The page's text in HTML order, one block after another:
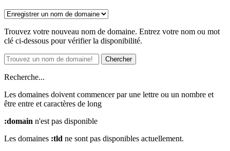
Trouvez votre nouveau nom de domaine. Entrez votre nom ou mot
clé ci-dessous pour vérifier la disponibilité.
Chercher
Recherche...
Les domaines doivent commencer par une lettre ou un nombre et
être entre etcaractères de long
:domain n'est pas disponible
Les domaines :tld ne sont pas disponibles actuellement.